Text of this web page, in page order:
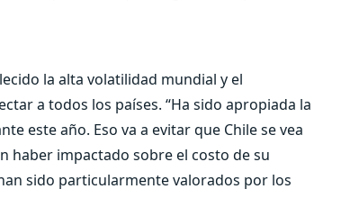
la alta volatilidad mundial y el
a todos los países. “Ha sido apropiada la
este año. Eso va a evitar que Chile se vea
haber impactado sobre el costo de su
sido particularmente valorados por los